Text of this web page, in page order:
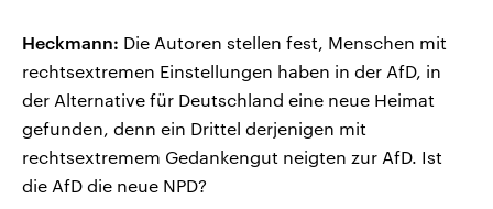
Heckmann: Die Autoren stellen fest, Menschen mit
rechtsextremen Einstellungen haben in der AfD, in
der Alternative für Deutschland eine neue Heimat
gefunden, denn ein Drittel derjenigen mit
rechtsextremem Gedankengut neigten zur AfD. Ist
die AfD die neue NPD?